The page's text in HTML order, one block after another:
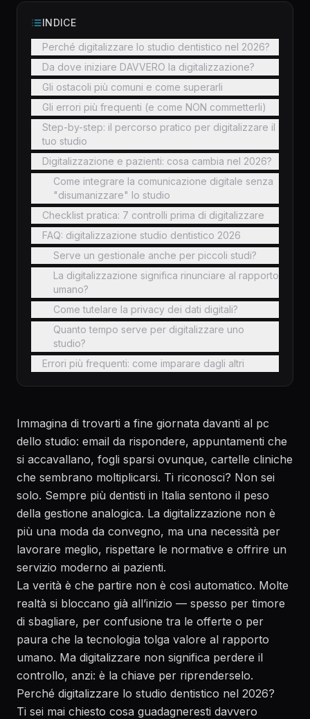
INDICE
Perché digitalizzare lo studio dentistico nel 2026?
Da dove iniziare DAVVERO la digitalizzazione?
Gli ostacoli più comuni e come superarli
Gli errori più frequenti (e come NON commetterli)
Step-by-step: il percorso pratico per digitalizzare il
tuo studio
Digitalizzazione e pazienti: cosa cambia nel 2026?
Come integrare la comunicazione digitale senza
"disumanizzare" lo studio
Checklist pratica: 7 controlli prima di digitalizzare
FAQ: digitalizzazione studio dentistico 2026
Serve un gestionale anche per piccoli studi?
La digitalizzazione significa rinunciare al rapporto
umano?
Come tutelare la privacy dei dati digitali?
Quanto tempo serve per digitalizzare uno
studio?
Errori più frequenti: come imparare dagli altri
Immagina di trovarti a fine giornata davanti al pc
dello studio: email da rispondere, appuntamenti che
si accavallano, fogli sparsi ovunque, cartelle cliniche
che sembrano moltiplicarsi. Ti riconosci? Non sei
solo. Sempre più dentisti in Italia sentono il peso
della gestione analogica. La digitalizzazione non è
più una moda da convegno, ma una necessità per
lavorare meglio, rispettare le normative e offrire un
servizio moderno ai pazienti.
La verità è che partire non è così automatico. Molte
realtà si bloccano già all’inizio — spesso per timore
di sbagliare, per confusione tra le offerte o per
paura che la tecnologia tolga valore al rapporto
umano. Ma digitalizzare non significa perdere il
controllo, anzi: è la chiave per riprenderselo.
Perché digitalizzare lo studio dentistico nel 2026?
Ti sei mai chiesto cosa guadagneresti davvero